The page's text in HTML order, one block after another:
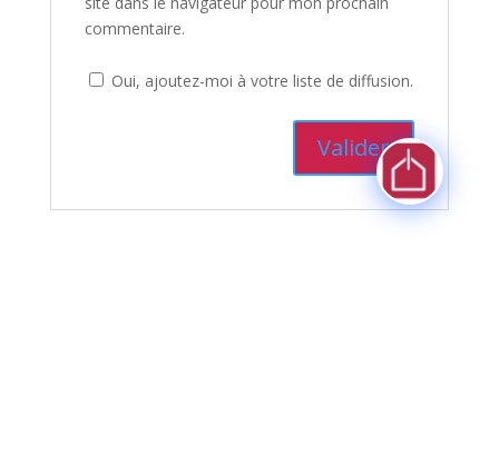
commentaire.
Oui, ajoutez-moi à votre liste de diffusion.